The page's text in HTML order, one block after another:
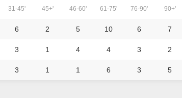
31-45' 45+' 46-60' 61-75' 76-90' 90+'
6 2 5 10 6 7
3 1 4 4 3 2
3 1 1 6 3 5